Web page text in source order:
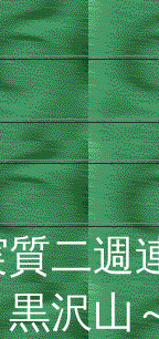
二週
沢山